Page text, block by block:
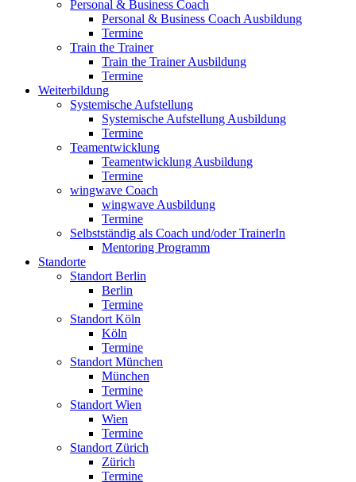
Personal & Business Coach
Personal & Business Coach Ausbildung
Termine
Train the Trainer
Train the Trainer Ausbildung
Termine
Weiterbildung
Systemische Aufstellung
Systemische Aufstellung Ausbildung
Termine
Teamentwicklung
Teamentwicklung Ausbildung
Termine
wingwave Coach
wingwave Ausbildung
Termine
Selbstständig als Coach und/oder TrainerIn
Mentoring Programm
Standorte
Standort Berlin
Berlin
Termine
Standort Köln
Köln
Termine
Standort München
München
Termine
Standort Wien
Wien
Termine
Standort Zürich
Zürich
Termine